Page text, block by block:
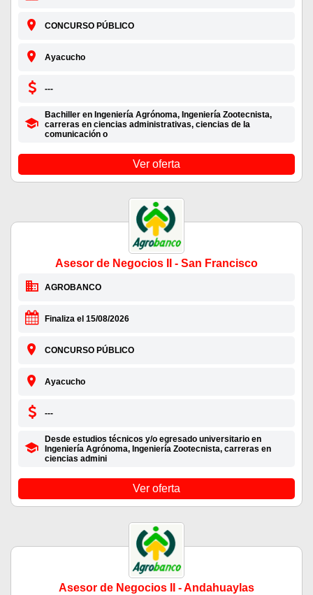
CONCURSO PÚBLICO
Ayacucho
---
Bachiller en Ingeniería Agrónoma, Ingeniería Zootecnista,
carreras en ciencias administrativas, ciencias de la
comunicación o
Ver oferta
Asesor de Negocios II - San Francisco
AGROBANCO
Finaliza el 15/08/2026
CONCURSO PÚBLICO
Ayacucho
---
Desde estudios técnicos y/o egresado universitario en
Ingeniería Agrónoma, Ingeniería Zootecnista, carreras en
ciencias admini
Ver oferta
Asesor de Negocios II - Andahuaylas